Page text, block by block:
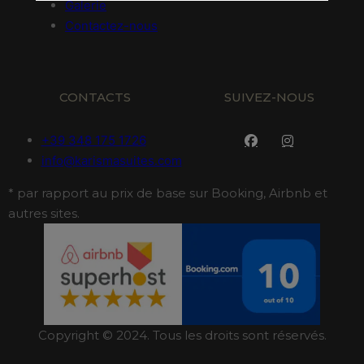
Galerie
Contactez-nous
CONTACTS
+39 348 175 1726
info@karismasuites.com
SUIVEZ-NOUS
* par rapport au prix de base sur Booking, Airbnb et
autres sites.
Copyright © 2024. Tous les droits sont réservés.